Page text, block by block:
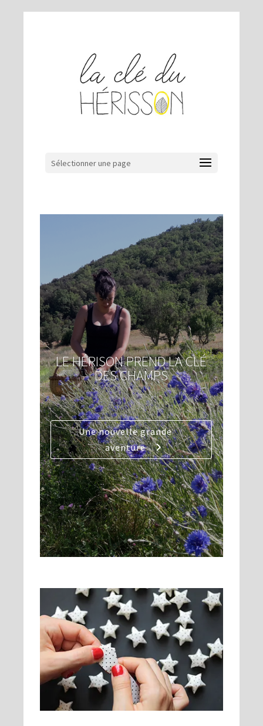
Sélectionner une page
LE HÉRISON PREND LA CLÉ
DES CHAMPS
Une nouvelle grande
aventure